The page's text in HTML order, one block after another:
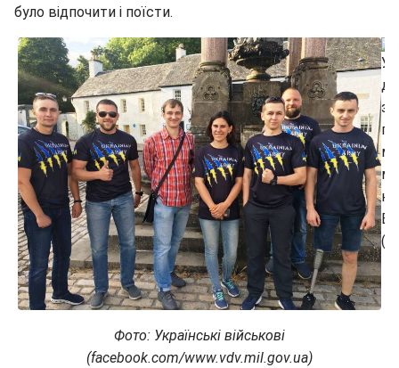
було відпочити і поїсти.
Фото: Українські військові
(facebook.com/www.vdv.mil.gov.ua)